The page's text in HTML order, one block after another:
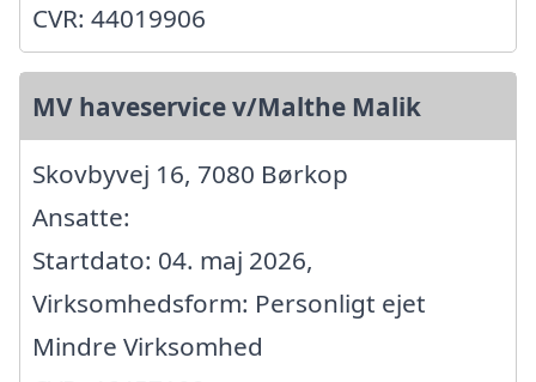
CVR: 44019906
MV haveservice v/Malthe Malik
Skovbyvej 16, 7080 Børkop
Ansatte:
Startdato: 04. maj 2026,
Virksomhedsform: Personligt ejet
Mindre Virksomhed